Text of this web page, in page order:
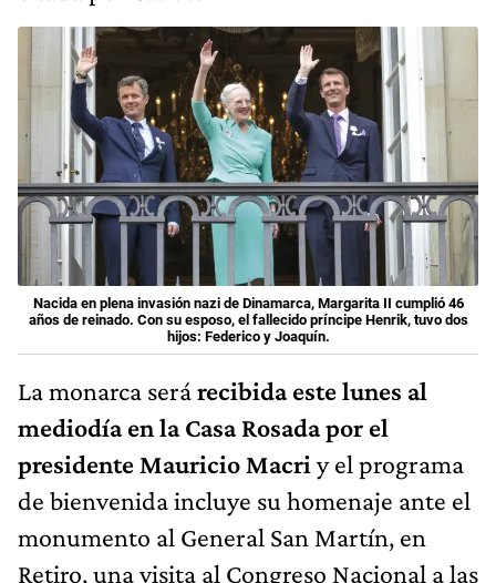
Nacida en plena invasión nazi de Dinamarca, Margarita II cumplió 46
años de reinado. Con su esposo, el fallecido príncipe Henrik, tuvo dos
hijos: Federico y Joaquín.
La monarca serárecibida este lunes al
mediodía en la Casa Rosada por el
presidente Mauricio Macri y el programa
de bienvenida incluye su homenaje ante el
monumento al General San Martín, en
Retiro, una visita al Congreso Nacional a las